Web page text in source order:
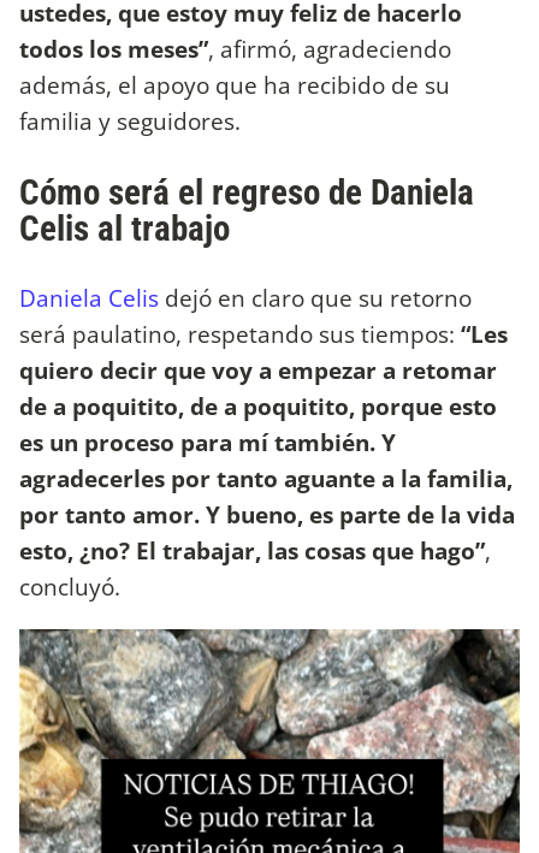
ustedes, que estoy muy feliz de hacerlo
todos los meses”, afirmó, agradeciendo
además, el apoyo que ha recibido de su
familia y seguidores.
Cómo será el regreso de Daniela
Celis al trabajo
Daniela Celis dejó en claro que su retorno
será paulatino, respetando sus tiempos: “Les
quiero decir que voy a empezar a retomar
de a poquitito, de a poquitito, porque esto
es un proceso para mí también. Y
agradecerles por tanto aguante a la familia,
por tanto amor. Y bueno, es parte de la vida
esto, ¿no? El trabajar, las cosas que hago”,
concluyó.